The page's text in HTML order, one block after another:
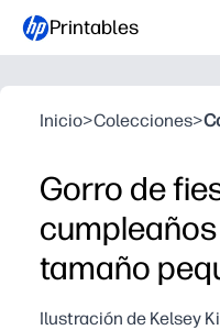
Printables
Inicio>Colecciones>
Gorro de
tamaño
Ilustración de Kelsey